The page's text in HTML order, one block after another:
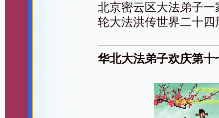
北京密云区大法弟子
轮大法洪传世界二十四
华北大法弟子欢庆第